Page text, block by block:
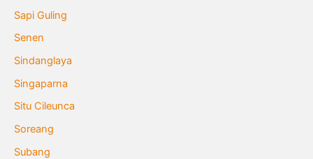
Sapi Guling
Senen
Sindanglaya
Singaparna
Situ Cileunca
Soreang
Subang